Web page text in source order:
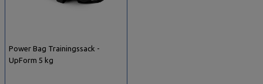
Power Bag Trainingssack -
UpForm 5 kg